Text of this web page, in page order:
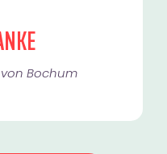
Bochum​